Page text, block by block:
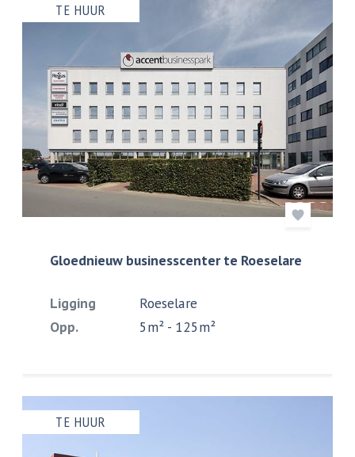
TE HUUR
Gloednieuw businesscenter te Roeselare
Ligging
Roeselare
Opp.
5m² - 125m²
TE HUUR